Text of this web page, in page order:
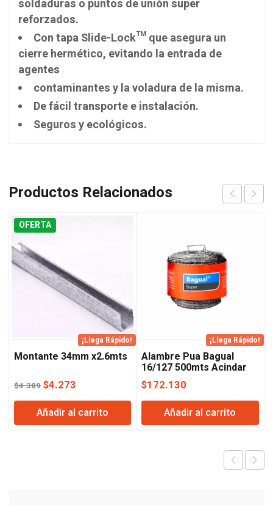
soldaduras o puntos de unión super
reforzados.
Con tapa Slide-Lock™ que asegura un
cierre hermético, evitando la entrada de
agentes
contaminantes y la voladura de la misma.
De fácil transporte e instalación.
Seguros y ecológicos.
Productos Relacionados
OFERTA
¡Llega Rápido!
Montante 34mm x2.6mts
$4.389 El
precio
original
era:
$4.273
precio
actual
es:
Añadir al carrito
¡Llega Rápido!
Alambre Pua Bagual
16/127 500mts Acindar
$172.130
Añadir al carrito